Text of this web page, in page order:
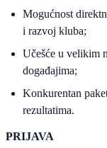
Mogućnost
i razvoj kluba;
Učešće u velikim
događajima;
Konkurentan
rezultatima.
PRIJAVA